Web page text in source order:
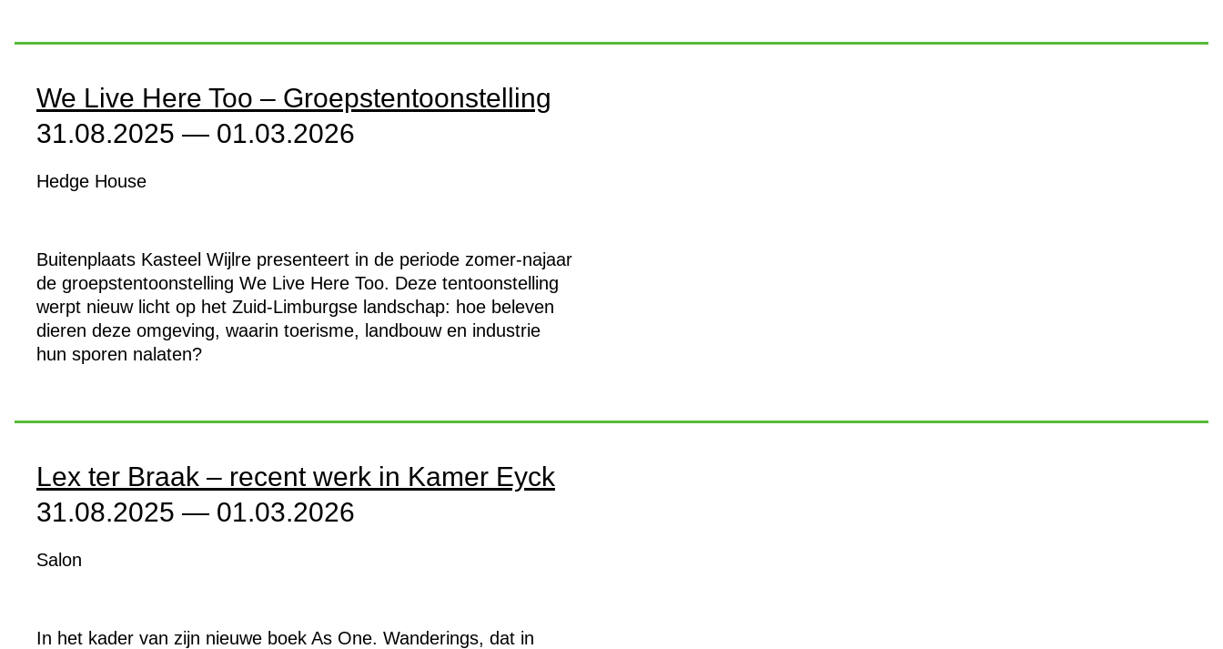
We Live Here Too – Groepstentoonstelling
31.08.2025 — 01.03.2026
Hedge House
Buitenplaats Kasteel Wijlre presenteert in de periode zomer-najaar
de groepstentoonstelling We Live Here Too. Deze tentoonstelling
werpt nieuw licht op het Zuid-Limburgse landschap: hoe beleven
dieren deze omgeving, waarin toerisme, landbouw en industrie
hun sporen nalaten?
Lex ter Braak – recent werk in Kamer Eyck
31.08.2025 — 01.03.2026
Salon
In het kader van zijn nieuwe boek As One. Wanderings, dat in